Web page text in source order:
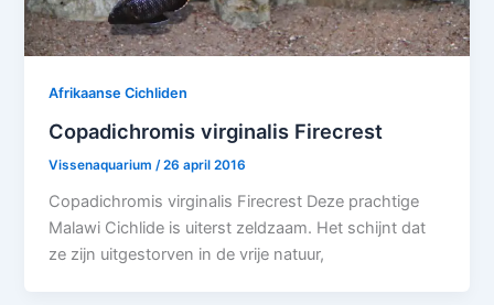
Afrikaanse Cichliden
Copadichromis virginalis Firecrest
Vissenaquarium/26 april 2016
Copadichromis virginalis Firecrest Deze prachtige
Malawi Cichlide is uiterst zeldzaam. Het schijnt dat
ze zijn uitgestorven in de vrije natuur,